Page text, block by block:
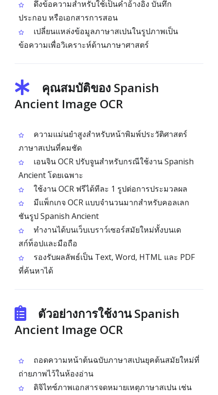
ดึงข้อความสำหรับใช้เป็นคำอ้างอิง บันทึก
ประกอบ หรือเอกสารการสอน
เปลี่ยนแหล่งข้อมูลภาษาสเปนในรูปภาพเป็น
ข้อความเพื่อวิเคราะห์ด้านภาษาศาสตร์
คุณสมบัติของ Spanish
Ancient Image OCR
ความแม่นยำสูงสำหรับหน้าพิมพ์ประวัติศาสตร์
ภาษาสเปนที่คมชัด
เอนจิน OCR ปรับจูนสำหรับกรณีใช้งาน Spanish
Ancient โดยเฉพาะ
ใช้งาน OCR ฟรีได้ทีละ 1 รูปต่อการประมวลผล
มีแพ็กเกจ OCR แบบจำนวนมากสำหรับคอลเลก
ชันรูป Spanish Ancient
ทำงานได้บนเว็บเบราว์เซอร์สมัยใหม่ทั้งบนเด
สก์ท็อปและมือถือ
รองรับผลลัพธ์เป็น Text, Word, HTML และ PDF
ที่ค้นหาได้
ตัวอย่างการใช้งาน Spanish
Ancient Image OCR
ถอดความหน้าต้นฉบับภาษาสเปนยุคต้นสมัยใหม่ที่
ถ่ายภาพไว้ในห้องอ่าน
ดิจิไทซ์ภาพเอกสารจดหมายเหตุภาษาสเปน เช่น